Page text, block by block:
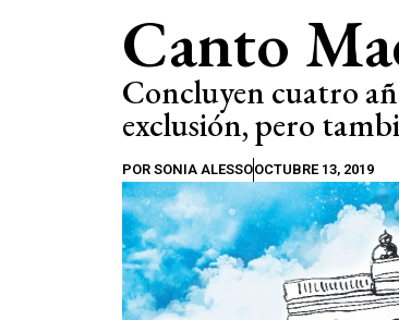
Canto
Concluyen cuatro
exclusión, pero
POR SONIA ALESSOOCTUBRE 13, 2019